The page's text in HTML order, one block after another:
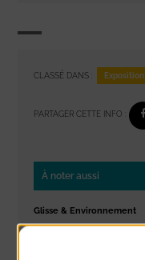
CLASSÉ DANS : Exposition
PARTAGER CETTE INFO :
À noter aussi
Glisse & Environnement
du 9 Août au 9 Août